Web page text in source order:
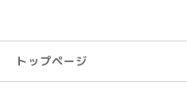
トップページ